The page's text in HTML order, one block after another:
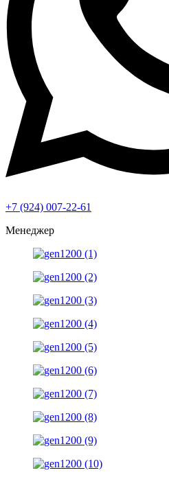
+7 (924) 007-22-61
Менеджер